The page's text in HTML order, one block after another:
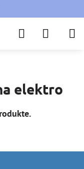
elektro